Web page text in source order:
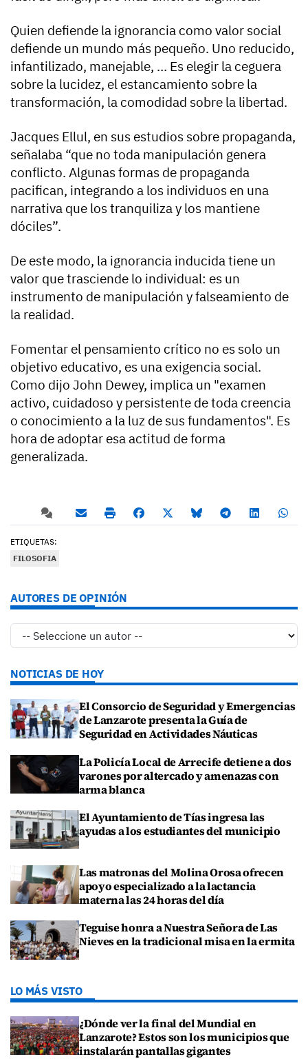
Quien defiende la ignorancia como valor social
defiende un mundo más pequeño. Uno reducido,
infantilizado, manejable, … Es elegir la ceguera
sobre la lucidez, el estancamiento sobre la
transformación, la comodidad sobre la libertad.
Jacques Ellul, en sus estudios sobre propaganda,
señalaba “que no toda manipulación genera
conflicto. Algunas formas de propaganda
pacifican, integrando a los individuos en una
narrativa que los tranquiliza y los mantiene
dóciles”.
De este modo, la ignorancia inducida tiene un
valor que trasciende lo individual: es un
instrumento de manipulación y falseamiento de
la realidad.
Fomentar el pensamiento crítico no es solo un
objetivo educativo, es una exigencia social.
Como dijo John Dewey, implica un "examen
activo, cuidadoso y persistente de toda creencia
o conocimiento a la luz de sus fundamentos". Es
hora de adoptar esa actitud de forma
generalizada.
ETIQUETAS:
FILOSOFIA
AUTORES DE OPINIÓN
NOTICIAS DE HOY
El Consorcio de Seguridad y Emergencias
de Lanzarote presenta la Guía de
Seguridad en Actividades Náuticas
La Policía Local de Arrecife detiene a dos
varones por altercado y amenazas con
arma blanca
El Ayuntamiento de Tías ingresa las
ayudas a los estudiantes del municipio
Las matronas del Molina Orosa ofrecen
apoyo especializado a la lactancia
materna las 24 horas del día
Teguise honra a Nuestra Señora de Las
Nieves en la tradicional misa en la ermita
LO MÁS VISTO
¿Dónde ver la final del Mundial en
Lanzarote? Estos son los municipios que
instalarán pantallas gigantes